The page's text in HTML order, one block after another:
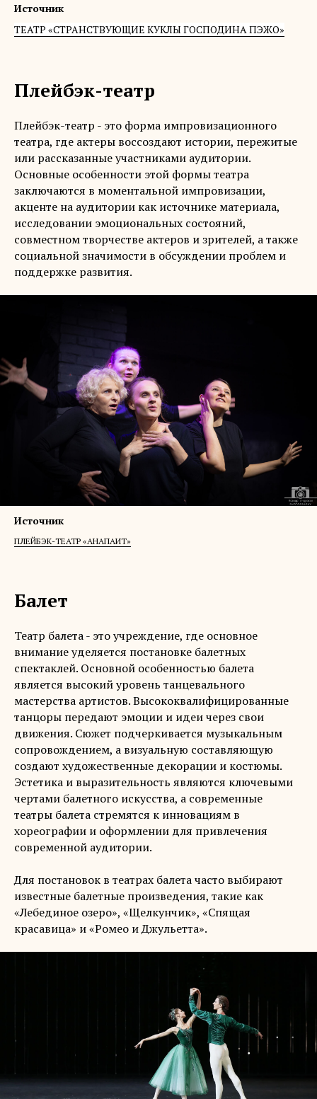
Источник
ТЕАТР «СТРАНСТВУЮЩИЕ КУКЛЫ ГОСПОДИНА ПЭЖО»
Плейбэк-театр
Плейбэк-театр - это форма импровизационного
театра, где актеры воссоздают истории, пережитые
или рассказанные участниками аудитории.
Основные особенности этой формы театра
заключаются в моментальной импровизации,
акценте на аудитории как источнике материала,
исследовании эмоциональных состояний,
совместном творчестве актеров и зрителей, а также
социальной значимости в обсуждении проблем и
поддержке развития.
Источник
ПЛЕЙБЭК-ТЕАТР «АНАПАИТ»
Балет
Театр балета - это учреждение, где основное
внимание уделяется постановке балетных
спектаклей. Основной особенностью балета
является высокий уровень танцевального
мастерства артистов. Высококвалифицированные
танцоры передают эмоции и идеи через свои
движения. Сюжет подчеркивается музыкальным
сопровождением, а визуальную составляющую
создают художественные декорации и костюмы.
Эстетика и выразительность являются ключевыми
чертами балетного искусства, а современные
театры балета стремятся к инновациям в
хореографии и оформлении для привлечения
современной аудитории.
Для постановок в театрах балета часто выбирают
известные балетные произведения, такие как
«Лебединое озеро», «Щелкунчик», «Спящая
красавица» и «Ромео и Джульетта».